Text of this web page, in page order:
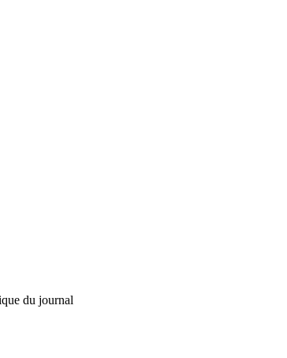
du journal